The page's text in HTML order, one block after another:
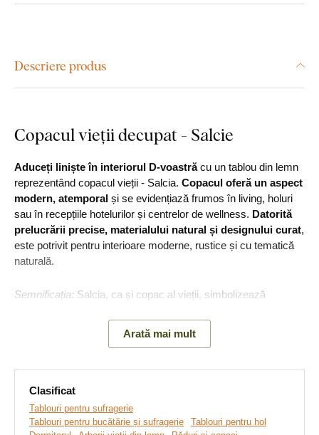
Descriere produs
Copacul vieții decupat - Salcie
Aduceți liniște în interiorul D-voastrăcu un tablou din lemn
reprezentând copacul vieții - Salcia. Copacul oferă un aspect
modern, atemporal și se evidențiază frumos în living, holuri
sau în recepțiile hotelurilor și centrelor de wellness. Datorită
prelucrării precise, materialului natural și designului curat,
este potrivit pentru interioare moderne, rustice și cu tematică
naturală.
Semnificația: Salcia, ca și copac al vieții, simbolizează
rupe - de aceea este un simbol popular al rezilienței mentale,
Principalele avantaje ale produsului:
Arată mai mult
Clasificat
Tablouri pentru sufragerie
Tablouri pentru bucătărie și sufragerie
Tablouri pentru hol